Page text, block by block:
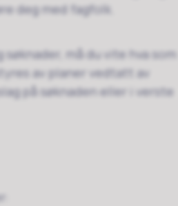
deg med fagfolk.
må du vite hva som
av planer vedtatt av
på søknaden eller i verste